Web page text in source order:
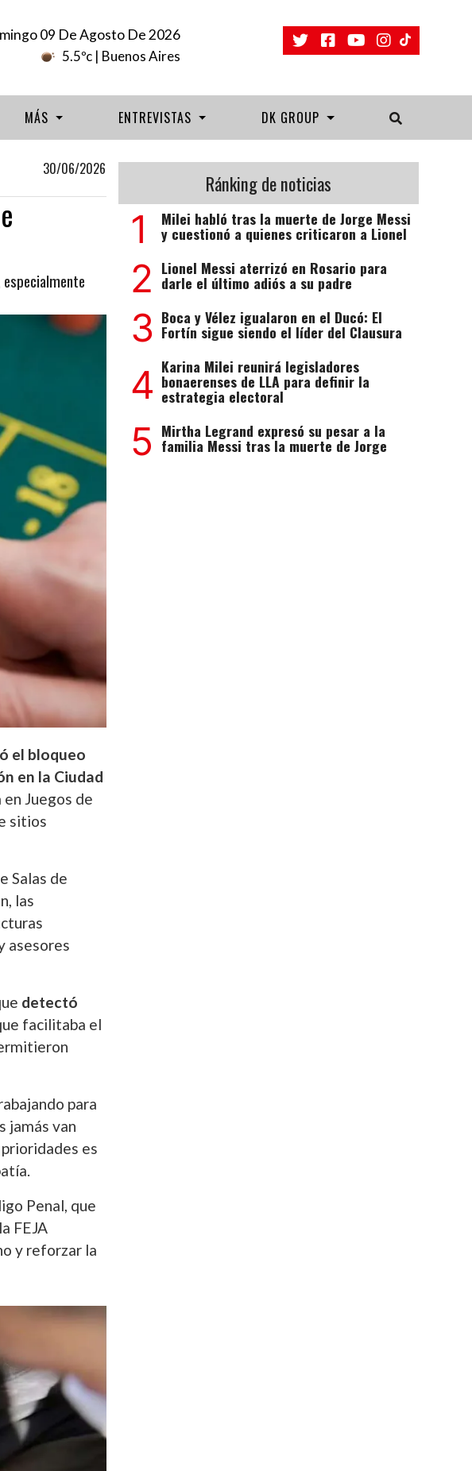
09 De Agosto De 2026
5.5ºc | Buenos Aires
MÁS ENTREVISTAS DK GROUP
30/06/2026
el bloqueo
en la Ciudad
Juegos de
sitios
Salas de
las
asesores
detectó
facilitaba el
para
jamás van
es
Penal, que
FEJA
y reforzar la
Ránking de noticias
1 Milei habló tras la muerte de Jorge Messi
y cuestionó a quienes criticaron a Lionel
2 Lionel Messi aterrizó en Rosario para
darle el último adiós a su padre
3 Boca y Vélez igualaron en el Ducó: El
Fortín sigue siendo el líder del Clausura
4 Karina Milei reunirá legisladores
bonaerenses de LLA para definir la
estrategia electoral
5 Mirtha Legrand expresó su pesar a la
familia Messi tras la muerte de Jorge